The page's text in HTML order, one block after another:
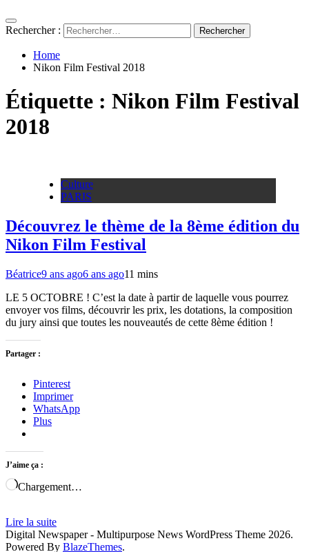
Rechercher :
Home
Nikon Film Festival 2018
Étiquette : Nikon Film Festival
2018
Culture
PARIS
Découvrez le thème de la 8ème édition du
Nikon Film Festival
Béatrice9 ans ago6 ans ago11 mins
LE 5 OCTOBRE ! C’est la date à partir de laquelle vous pourrez
envoyer vos films, découvrir les prix, les dotations, la composition
du jury ainsi que toutes les nouveautés de cette 8ème édition !
Partager :
Pinterest
Imprimer
WhatsApp
Plus
J’aime ça :
Chargement…
Lire la suite
Digital Newspaper - Multipurpose News WordPress Theme 2026.
Powered By BlazeThemes.